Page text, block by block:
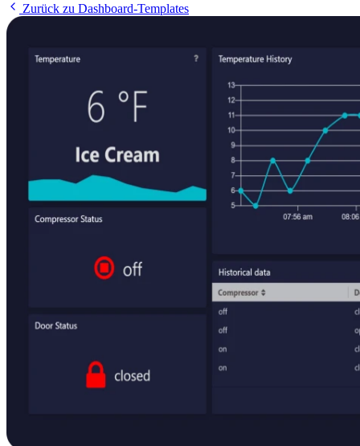
Zurück zu Dashboard-Templates